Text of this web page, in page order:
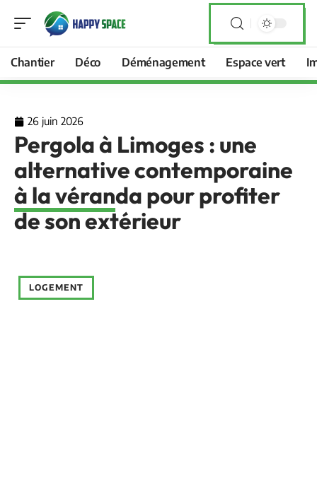
Chantier Déco Déménagement Espace vert
26 juin 2026
Pergola à Limoges : une
alternative contemporaine
à la véranda pour profiter
de son extérieur
LOGEMENT